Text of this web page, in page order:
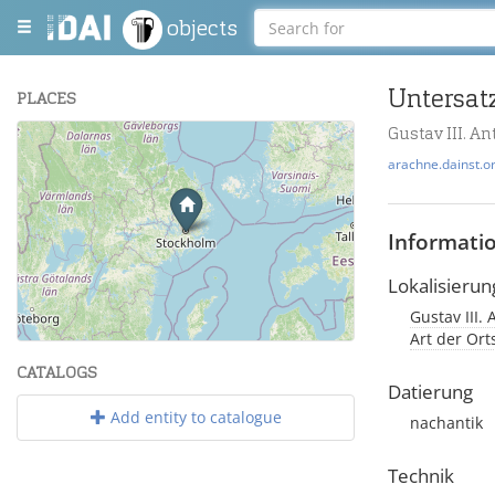
objects
PLACES
+
−
Leaflet | Maps and Data © OpenStreetMap.
CATALOGS
Add entity to catalogue
Gustav III.
Gustav III.
Art der
Datierung
nachantik
Technik